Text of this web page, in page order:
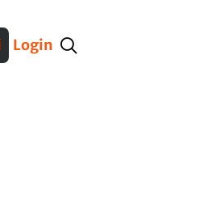
Interviews Fracht
Login